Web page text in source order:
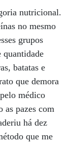
nutricional.
no mesmo
grupos
quantidade
batatas e
que demora
médico
as pazes com
há dez
que me